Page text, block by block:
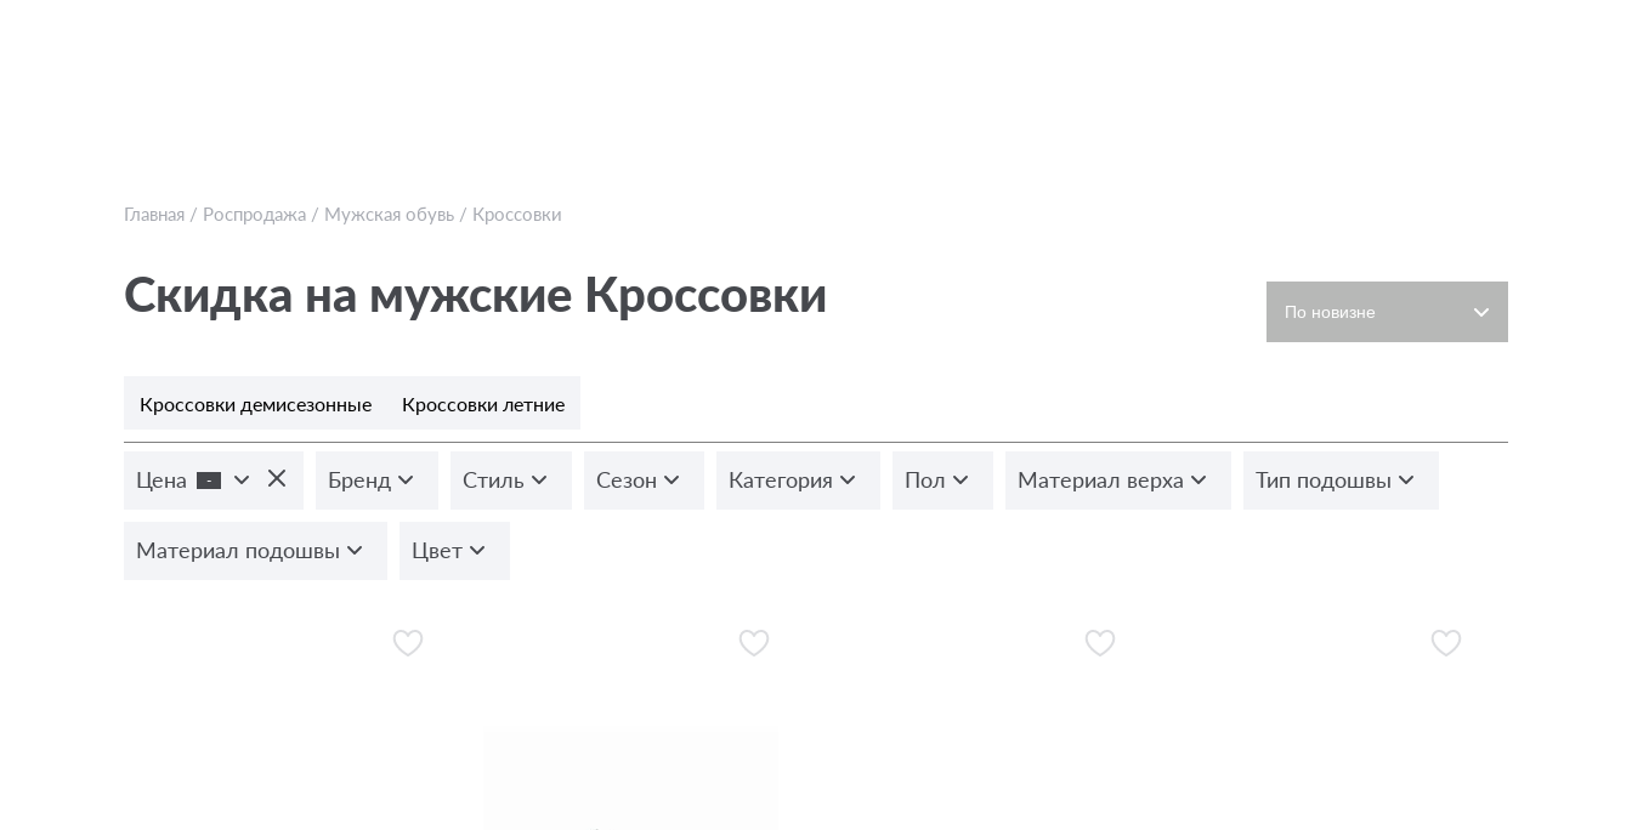
Главная / Роспродажа / Мужская обувь / Кроссовки
Скидка на мужские Кроссовки
Кроссовки демисезонные Кроссовки летние
Цена - Бренд Стиль Сезон Категория Пол Материал верха Тип подошвы
Материал подошвы Цвет